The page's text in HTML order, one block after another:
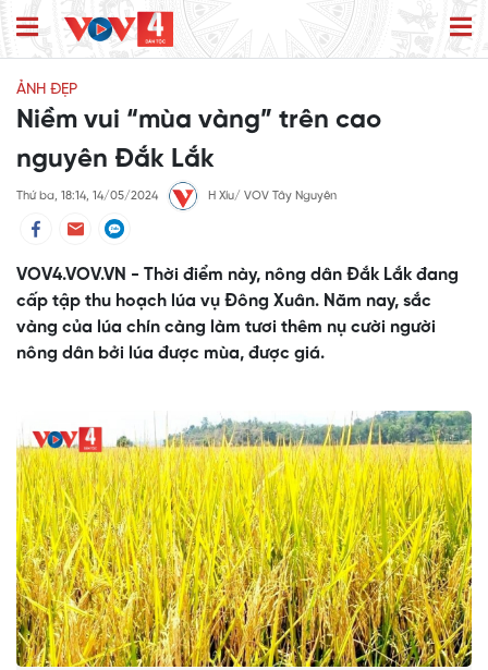
ẢNH ĐẸP
Niềm vui “mùa vàng” trên cao
nguyên Đắk Lắk
Thứ ba, 18:14, 14/05/2024 H Xíu/ VOV Tây Nguyên
VOV4.VOV.VN - Thời điểm này, nông dân Đắk Lắk đang
cấp tập thu hoạch lúa vụ Đông Xuân. Năm nay, sắc
vàng của lúa chín càng làm tươi thêm nụ cười người
nông dân bởi lúa được mùa, được giá.